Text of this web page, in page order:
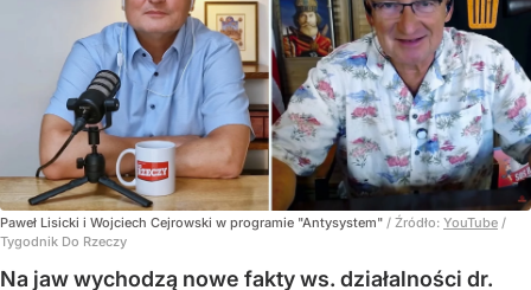
Paweł Lisicki i Wojciech Cejrowski w programie "Antysystem" / Źródło: YouTube /
Tygodnik Do Rzeczy
Na jaw wychodzą nowe fakty ws. działalności dr.